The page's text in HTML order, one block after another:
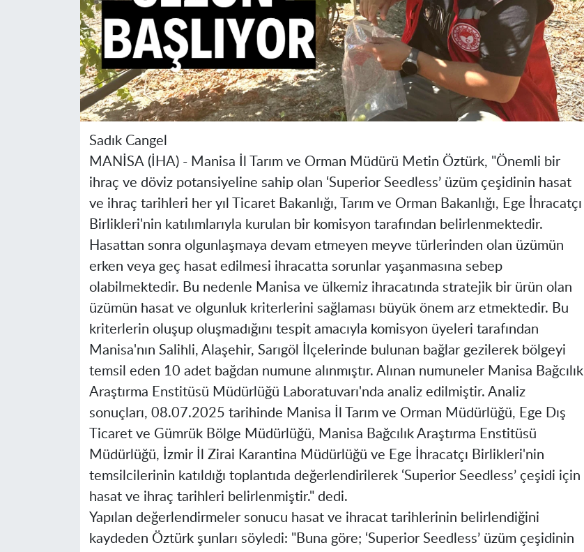
Sadık Cangel
MANİSA(İHA) - Manisa İl Tarım ve Orman Müdürü Metin Öztürk, "Önemli bir
ihraç ve döviz potansiyeline sahip olan ‘Superior Seedless’ üzüm çeşidinin hasat
ve ihraç tarihleri her yıl Ticaret Bakanlığı, Tarım ve Orman Bakanlığı, Ege İhracatçı
Birlikleri'nin katılımlarıyla kurulan bir komisyon tarafından belirlenmektedir.
Hasattan sonra olgunlaşmaya devam etmeyen meyve türlerinden olan üzümün
erken veya geç hasat edilmesi ihracatta sorunlar yaşanmasına sebep
olabilmektedir. Bu nedenle Manisa ve ülkemiz ihracatında stratejik bir ürün olan
üzümün hasat ve olgunluk kriterlerini sağlaması büyük önem arz etmektedir. Bu
kriterlerin oluşup oluşmadığını tespit amacıyla komisyon üyeleri tarafından
Manisa'nın Salihli, Alaşehir, Sarıgöl İlçelerinde bulunan bağlar gezilerek bölgeyi
temsil eden 10 adet bağdan numune alınmıştır. Alınan numuneler Manisa Bağcılık
Araştırma Enstitüsü Müdürlüğü Laboratuvarı'nda analiz edilmiştir. Analiz
sonuçları, 08.07.2025 tarihinde Manisa İl Tarım ve Orman Müdürlüğü, Ege Dış
Ticaret ve Gümrük Bölge Müdürlüğü, Manisa Bağcılık Araştırma Enstitüsü
Müdürlüğü, İzmir İl Zirai Karantina Müdürlüğü ve Ege İhracatçı Birlikleri'nin
temsilcilerinin katıldığı toplantıda değerlendirilerek ‘Superior Seedless’ çeşidi için
hasat ve ihraç tarihleri belirlenmiştir." dedi.
Yapılan değerlendirmeler sonucu hasat ve ihracat tarihlerinin belirlendiğini
kaydeden Öztürk şunları söyledi: "Buna göre; ‘Superior Seedless’ üzüm çeşidinin